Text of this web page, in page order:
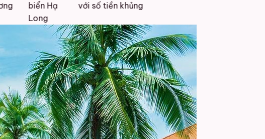
biển Hạ
với số tiền khủng